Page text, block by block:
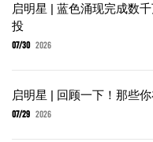
启明星 | 蓝色涌现完成数
投
07/30 2026
启明星 | 回顾一下！那些
07/29 2026